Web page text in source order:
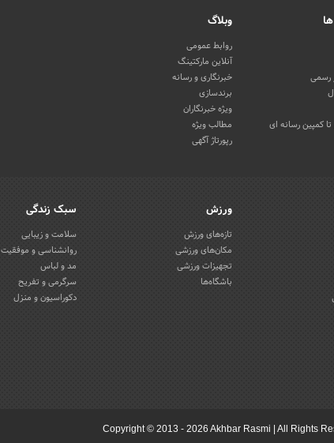
رسمی
تا کمپین رسانه ای
وبلاگ
روابط عمومی
آنلاین مارکتینگ
خبرنگاری و رسانه
برندسازی
ویژه خبرنگاران
مطالب ویژه
رپورتاژ آگهی
ورزش
تازه‌های ورزش
مکان‌های ورزشی
تجهیزات ورزشی
باشگاه‌ها
سبک زندگی
سلامت و زیبایی
روانشناسی و موفقیت
مد و لباس
سرگرمی و تفریح
دکوراسیون و منزل
Copyright © 2013 - 2026 Akhbar Rasmi All Rights